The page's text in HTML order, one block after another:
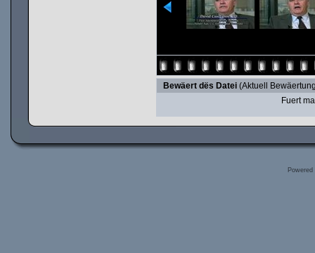
Bewäert dës Datei(Aktuell
Fuert